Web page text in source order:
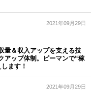
2021年09月29日
量＆収入アップを支える技
アップ体制。ピーマンで“稼
ます！
2021年09月29日